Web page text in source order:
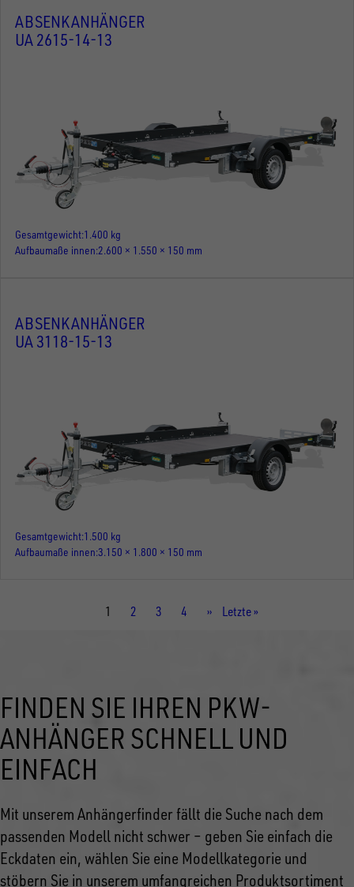
ABSENKANHÄNGER
UA 2615-14-13
Gesamtgewicht 1.400 kg
Aufbaumaße innen 2.600 × 1.550 × 150 mm
ABSENKANHÄNGER
UA 3118-15-13
Gesamtgewicht 1.500 kg
Aufbaumaße innen 3.150 × 1.800 × 150 mm
Aktuelle
1 Seite
2 Seite
3 Seite
4
Nächste
››
Letzte
Letzte »
FINDEN SIE IHREN PKW-
ANHÄNGER SCHNELL UND
EINFACH
Mit unserem Anhängerfinder fällt die Suche nach dem
passenden Modell nicht schwer – geben Sie einfach die
Eckdaten ein, wählen Sie eine Modellkategorie und
stöbern Sie in unserem umfangreichen Produktsortiment